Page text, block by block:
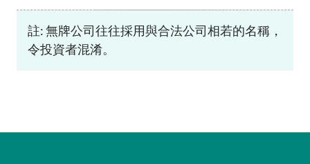
註: 無牌公司往往採用與合法公司相若的名稱，
令投資者混淆。